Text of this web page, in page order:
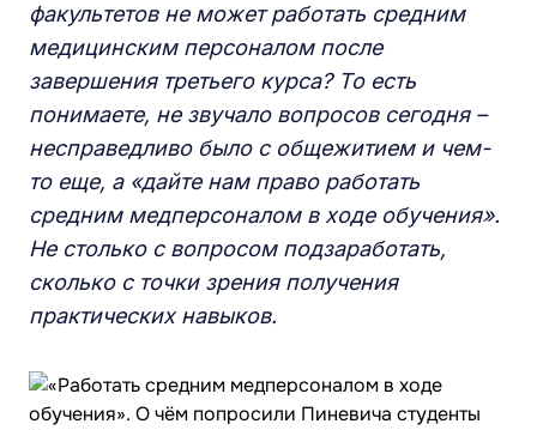
факультетов не может работать средним
медицинским персоналом после
завершения третьего курса? То есть
понимаете, не звучало вопросов сегодня –
несправедливо было с общежитием и чем-
то еще, а «дайте нам право работать
средним медперсоналом в ходе обучения».
Не столько с вопросом подзаработать,
сколько с точки зрения получения
практических навыков.